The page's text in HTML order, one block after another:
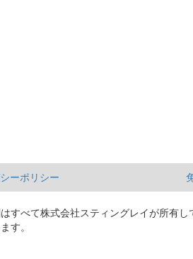
ーポリシー
すべて株式会社スティングレイが所有し
す。